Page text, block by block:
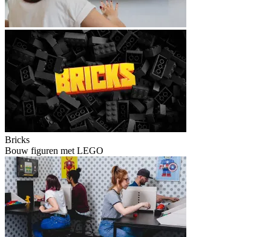
Bricks
Bouw figuren met LEGO